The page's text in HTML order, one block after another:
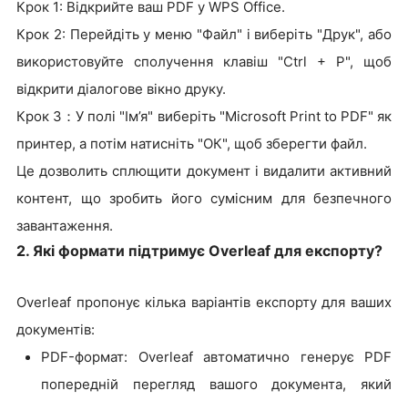
Крок 1: Відкрийте ваш PDF у WPS Office.
Крок 2: Перейдіть у меню "Файл" і виберіть "Друк", або
використовуйте сполучення клавіш "Ctrl + P", щоб
відкрити діалогове вікно друку.
Крок 3：У полі "Ім’я" виберіть "Microsoft Print to PDF" як
принтер, а потім натисніть "ОК", щоб зберегти файл.
Це дозволить сплющити документ і видалити активний
контент, що зробить його сумісним для безпечного
завантаження.
2. Які формати підтримує Overleaf для експорту?
Overleaf пропонує кілька варіантів експорту для ваших
документів:
PDF-формат: Overleaf автоматично генерує PDF
попередній перегляд вашого документа, який